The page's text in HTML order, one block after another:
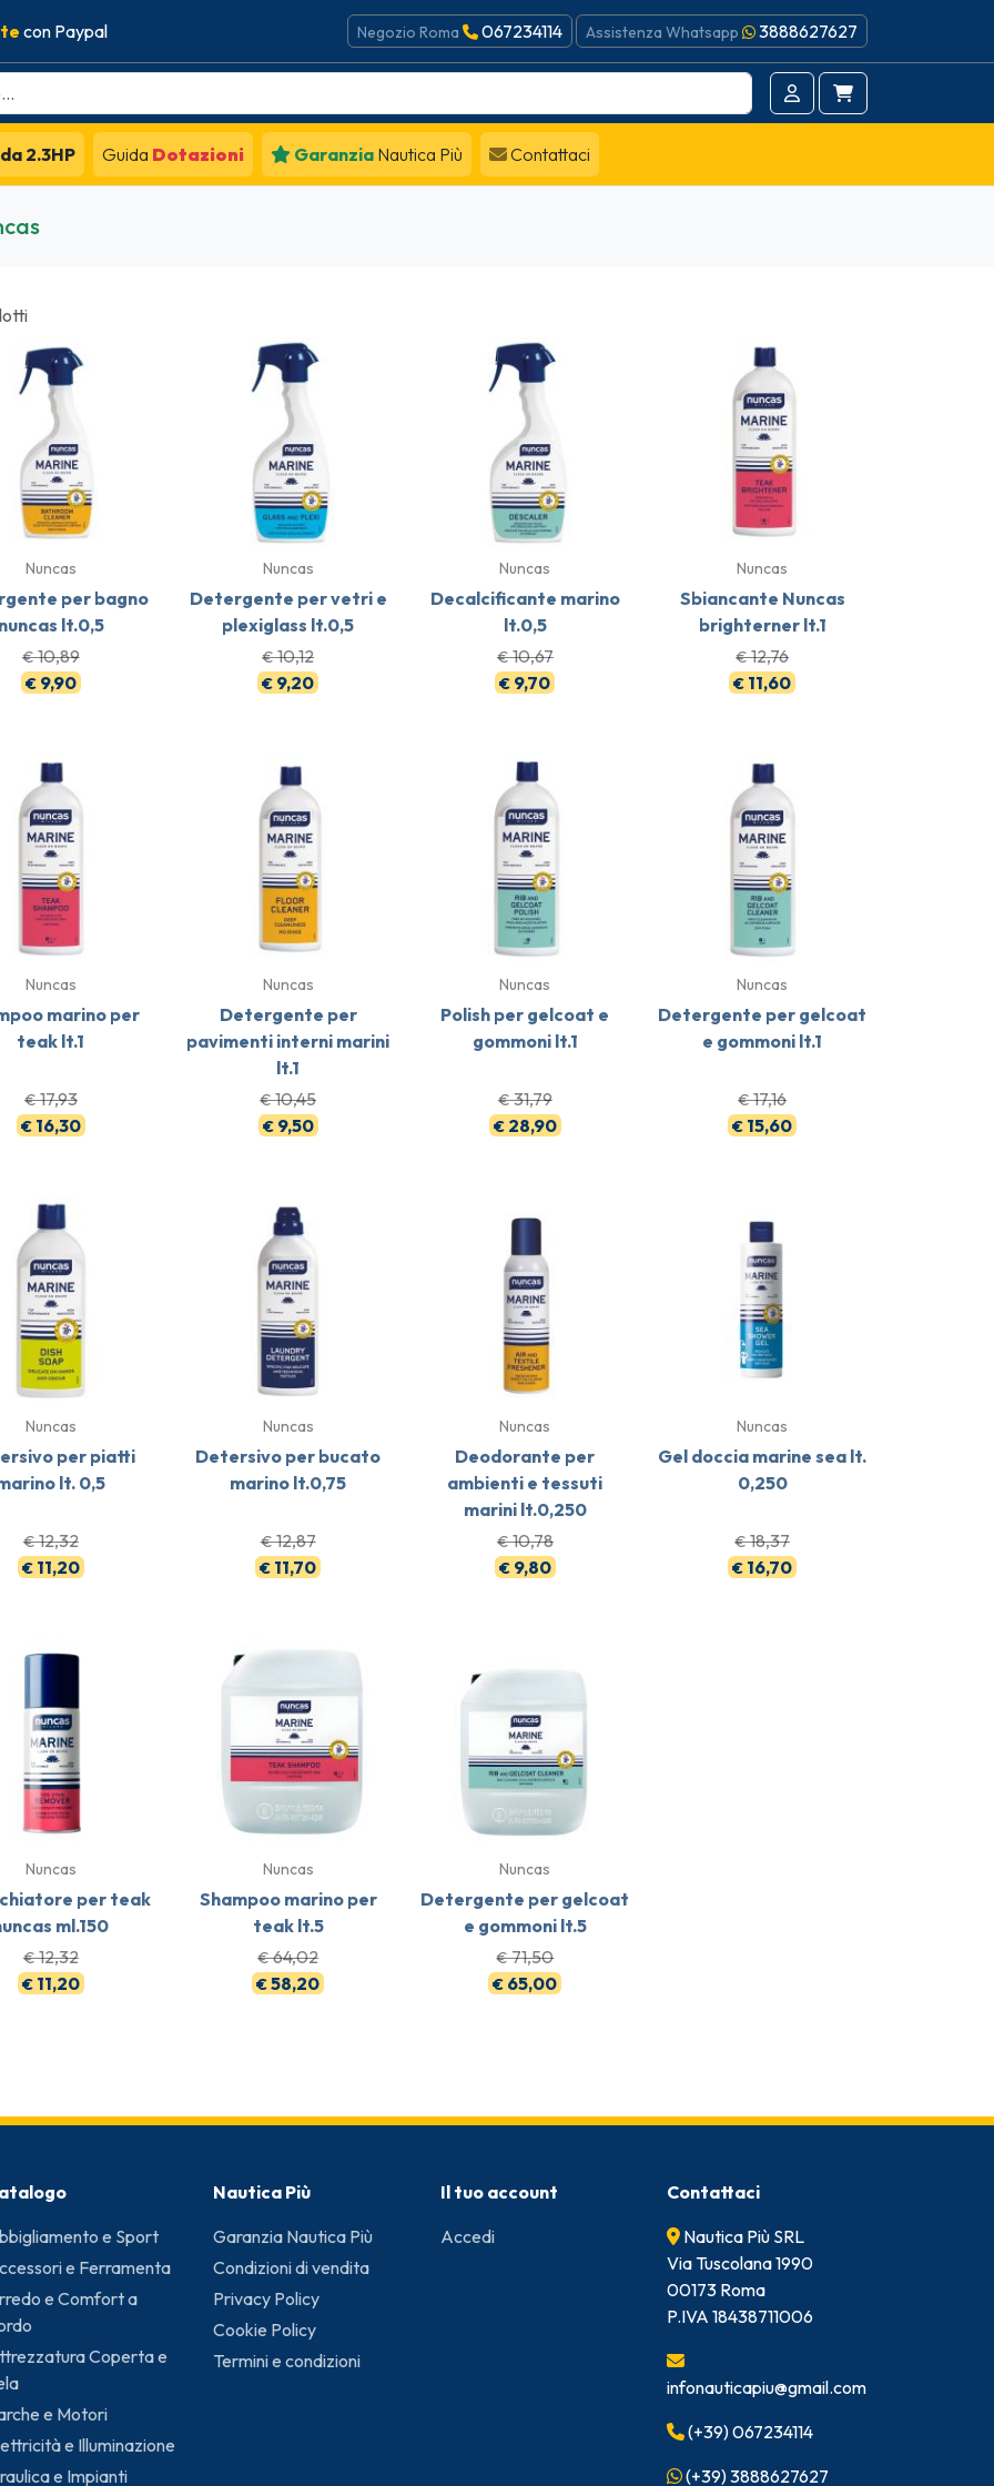
con Paypal Negozio Roma 067234114 Assistenza Whatsapp 3888627627
2.3HP Guida Dotazioni Garanzia Nautica Più Contattaci
Nuncas
per bagno
nuncas lt.0,5
€10,89
€9,90
Nuncas
Detergente per vetri e
plexiglass lt.0,5
€10,12
€ 9,20
Nuncas
Decalcificante marino
lt.0,5
€10,67
€ 9,70
Nuncas
Sbiancante Nuncas
brighterner lt.1
€12,76
€ 11,60
Nuncas
marino per
teak lt.1
€17,93
€16,30
Nuncas
Detergente per
pavimenti interni marini
lt.1
€10,45
€9,50
Nuncas
Polish per gelcoat e
gommoni lt.1
€31,79
€28,90
Nuncas
Detergente per gelcoat
e gommoni lt.1
€17,16
€ 15,60
Nuncas
per piatti
lt. 0,5
€12,32
€11,20
Nuncas
Detersivo per bucato
marino lt.0,75
€12,87
€ 11,70
Nuncas
Deodorante per
ambienti e tessuti
marini lt.0,250
€10,78
€9,80
Nuncas
Gel doccia marine sea lt.
0,250
€18,37
€ 16,70
Nuncas
per teak
ml.150
€12,32
€11,20
Nuncas
Shampoo marino per
teak lt.5
€64,02
€58,20
Nuncas
Detergente per gelcoat
e gommoni lt.5
€71,50
€ 65,00
e Sport
e Ferramenta
e Comfort a
Coperta e
e Motori
e Illuminazione
e Impianti
Nautica Più
Garanzia Nautica Più
Condizioni di vendita
Privacy Policy
Cookie Policy
Termini e condizioni
Il tuo account
Accedi
Contattaci
Nautica Più SRL
Via Tuscolana 1990
00173 Roma
P.IVA 18438711006
infonauticapiu@gmail.com
(+39) 067234114
(+39) 3888627627